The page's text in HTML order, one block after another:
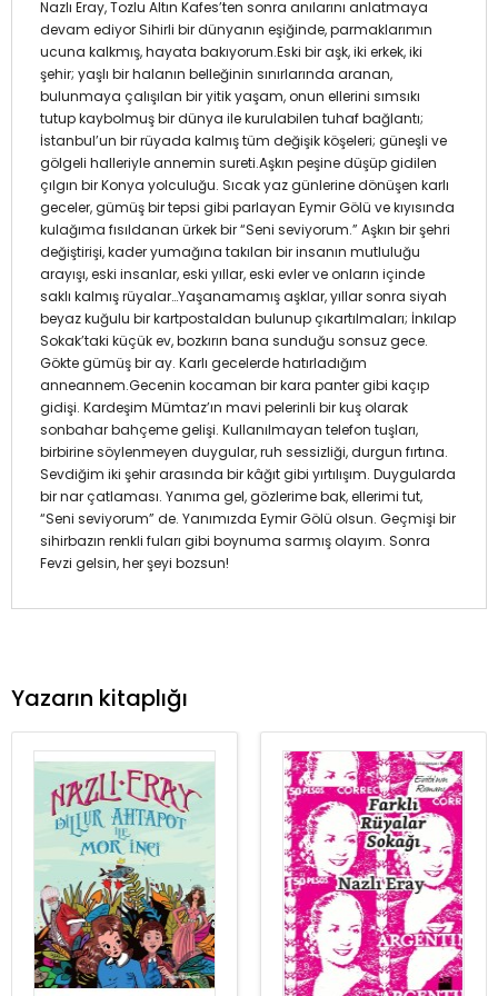
Nazlı Eray, Tozlu Altın Kafes’ten sonra anılarını anlatmaya
devam ediyor Sihirli bir dünyanın eşiğinde, parmaklarımın
ucuna kalkmış, hayata bakıyorum.Eski bir aşk, iki erkek, iki
şehir; yaşlı bir halanın belleğinin sınırlarında aranan,
bulunmaya çalışılan bir yitik yaşam, onun ellerini sımsıkı
tutup kaybolmuş bir dünya ile kurulabilen tuhaf bağlantı;
İstanbul’un bir rüyada kalmış tüm değişik köşeleri; güneşli ve
gölgeli halleriyle annemin sureti.Aşkın peşine düşüp gidilen
çılgın bir Konya yolculuğu. Sıcak yaz günlerine dönüşen karlı
geceler, gümüş bir tepsi gibi parlayan Eymir Gölü ve kıyısında
kulağıma fısıldanan ürkek bir “Seni seviyorum.” Aşkın bir şehri
değiştirişi, kader yumağına takılan bir insanın mutluluğu
arayışı, eski insanlar, eski yıllar, eski evler ve onların içinde
saklı kalmış rüyalar…Yaşanamamış aşklar, yıllar sonra siyah
beyaz kuğulu bir kartpostaldan bulunup çıkartılmaları; İnkılap
Sokak’taki küçük ev, bozkırın bana sunduğu sonsuz gece.
Gökte gümüş bir ay. Karlı gecelerde hatırladığım
anneannem.Gecenin kocaman bir kara panter gibi kaçıp
gidişi. Kardeşim Mümtaz’ın mavi pelerinli bir kuş olarak
sonbahar bahçeme gelişi. Kullanılmayan telefon tuşları,
birbirine söylenmeyen duygular, ruh sessizliği, durgun fırtına.
Sevdiğim iki şehir arasında bir kâğıt gibi yırtılışım. Duygularda
bir nar çatlaması. Yanıma gel, gözlerime bak, ellerimi tut,
“Seni seviyorum” de. Yanımızda Eymir Gölü olsun. Geçmişi bir
sihirbazın renkli fuları gibi boynuma sarmış olayım. Sonra
Fevzi gelsin, her şeyi bozsun!
Yazarın kitaplığı